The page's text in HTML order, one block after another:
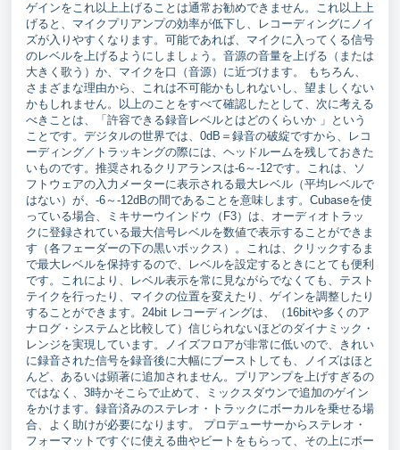
ゲインをこれ以上上げることは通常お勧めできません。これ以上上
げると、マイクプリアンプの効率が低下し、レコーディングにノイ
ズが入りやすくなります。可能であれば、マイクに入ってくる信号
のレベルを上げるようにしましょう。音源の音量を上げる（または
大きく歌う）か、マイクを口（音源）に近づけます。 もちろん、
さまざまな理由から、これは不可能かもしれないし、望ましくない
かもしれません。以上のことをすべて確認したとして、次に考える
べきことは、「許容できる録音レベルとはどのくらいか 」という
ことです。デジタルの世界では、0dB＝録音の破綻ですから、レコ
ーディング／トラッキングの際には、ヘッドルームを残しておきた
いものです。推奨されるクリアランスは-6～-12です。これは、ソ
フトウェアの入力メーターに表示される最大レベル（平均レベルで
はない）が、-6～-12dBの間であることを意味します。Cubaseを使
っている場合、ミキサーウインドウ（F3）は、オーディオトラッ
クに登録されている最大信号レベルを数値で表示することができま
す（各フェーダーの下の黒いボックス）。これは、クリックするま
で最大レベルを保持するので、レベルを設定するときにとても便利
です。これにより、レベル表示を常に見ながらでなくても、テスト
テイクを行ったり、マイクの位置を変えたり、ゲインを調整したり
することができます。24bit レコーディングは、（16bitや多くのア
ナログ・システムと比較して）信じられないほどのダイナミック・
レンジを実現しています。ノイズフロアが非常に低いので、きれい
に録音された信号を録音後に大幅にブーストしても、ノイズはほと
んど、あるいは顕著に追加されません。プリアンプを上げすぎるの
ではなく、3時かそこらで止めて、ミックスダウンで追加のゲイン
をかけます。録音済みのステレオ・トラックにボーカルを乗せる場
合、よく助けが必要になります。 プロデューサーからステレオ・
フォーマットですぐに使える曲やビートをもらって、その上にボー